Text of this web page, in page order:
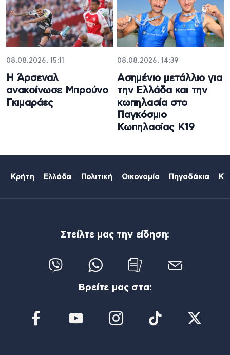
08.08.2026, 15:11
Η Άρσεναλ
ανακοίνωσε Μπρούνο
Γκιμαράες
08.08.2026, 14:39
Ασημένιο μετάλλιο για
την Ελλάδα και την
κωπηλασία στο
Παγκόσμιο
Κωπηλασίας Κ19
Κρήτη Ελλάδα Πολιτική Οικονομία Πηγαδάκια
Στείλτε μας την είδηση:
Βρείτε μας στα: